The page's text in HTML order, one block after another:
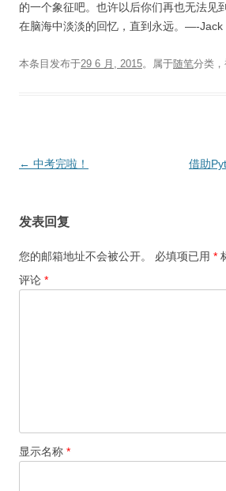
的一个象征吧。也许以后你们再也无法见
在脑海中淡淡的回忆，直到永远。—-
本条目发布于29 6 月, 2015。属于随笔分类，
文
航
← 中考完啦！ 借助
发表回复
您的邮箱地址不会被公开。 必填项已用 *
评论 *
显示名称 *